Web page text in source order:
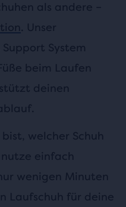
als andere –
. Unser
System
beim Laufen
deinen
welcher Schuh
einfach
wenigen Minuten
Laufschuh für deine